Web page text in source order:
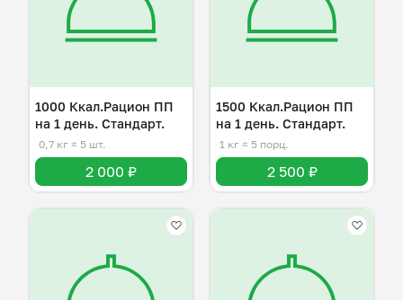
1000 Ккал.Рацион ПП
на 1 день. Стандарт.
0,7 кг ≈ 5 шт.
2 000 ₽
1500 Ккал.Рацион ПП
на 1 день. Стандарт.
1 кг ≈ 5 порц.
2 500 ₽